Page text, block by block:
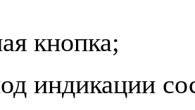
кнопка;
индикации